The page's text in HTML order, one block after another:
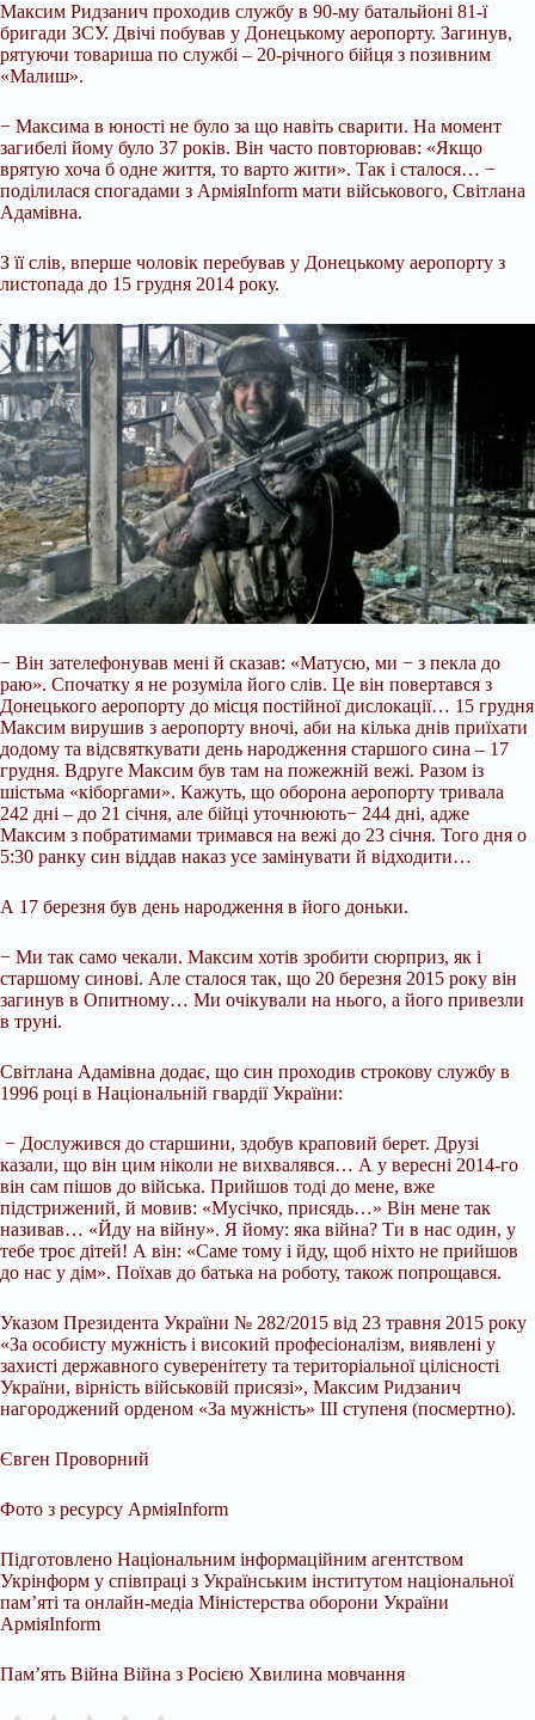
Максим Ридзанич проходив службу в 90-му батальйоні 81-ї
бригади ЗСУ. Двічі побував у Донецькому аеропорту. Загинув,
рятуючи товариша по службі – 20-річного бійця з позивним
«Малиш».
− Максима в юності не було за що навіть сварити. На момент
загибелі йому було 37 років. Він часто повторював: «Якщо
врятую хоча б одне життя, то варто жити». Так і сталося… −
поділилася спогадами з АрміяInform мати військового, Світлана
Адамівна.
З її слів, вперше чоловік перебував у Донецькому аеропорту з
листопада до 15 грудня 2014 року.
− Він зателефонував мені й сказав: «Матусю, ми − з пекла до
раю». Спочатку я не розуміла його слів. Це він повертався з
Донецького аеропорту до місця постійної дислокації… 15 грудня
Максим вирушив з аеропорту вночі, аби на кілька днів приїхати
додому та відсвяткувати день народження старшого сина – 17
грудня. Вдруге Максим був там на пожежній вежі. Разом із
шістьма «кіборгами». Кажуть, що оборона аеропорту тривала
242 дні – до 21 січня, але бійці уточнюють− 244 дні, адже
Максим з побратимами тримався на вежі до 23 січня. Того дня о
5:30 ранку син віддав наказ усе замінувати й відходити…
А 17 березня був день народження в його доньки.
− Ми так само чекали. Максим хотів зробити сюрприз, як і
старшому синові. Але сталося так, що 20 березня 2015 року він
загинув в Опитному… Ми очікували на нього, а його привезли
в труні.
Світлана Адамівна додає, що син проходив строкову службу в
1996 році в Національній гвардії України:
− Дослужився до старшини, здобув краповий берет. Друзі
казали, що він цим ніколи не вихвалявся… А у вересні 2014-го
він сам пішов до війська. Прийшов тоді до мене, вже
підстрижений, й мовив: «Мусічко, присядь…» Він мене так
називав… «Йду на війну». Я йому: яка війна? Ти в нас один, у
тебе троє дітей! А він: «Саме тому і йду, щоб ніхто не прийшов
до нас у дім». Поїхав до батька на роботу, також попрощався.
Указом Президента України № 282/2015 від 23 травня 2015 року
«За особисту мужність і високий професіоналізм, виявлені у
захисті державного суверенітету та територіальної цілісності
України, вірність військовій присязі», Максим Ридзанич
нагороджений орденом «За мужність» III ступеня (посмертно).
Євген Проворний
Фото з ресурсу АрміяInform
Підготовлено Національним інформаційним агентством
Укрінформ у співпраці з Українським інститутом національної
пам’яті та онлайн-медіа Міністерства оборони України
АрміяInform
Пам’ять Війна Війна з Росією Хвилина мовчання